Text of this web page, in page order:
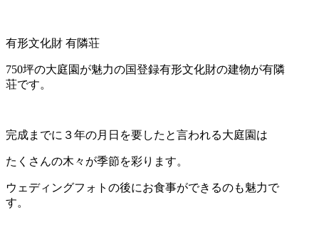
有形文化財 有隣荘
750坪の大庭園が魅力の国登録有形文化財の建物が有隣
荘です。
完成までに３年の月日を要したと言われる大庭園は
たくさんの木々が季節を彩ります。
ウェディングフォトの後にお食事ができるのも魅力で
す。